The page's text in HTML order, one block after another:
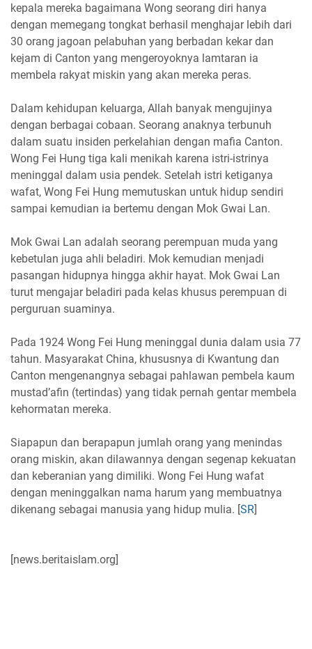
kepala mereka bagaimana Wong seorang diri hanya
dengan memegang tongkat berhasil menghajar lebih dari
30 orang jagoan pelabuhan yang berbadan kekar dan
kejam di Canton yang mengeroyoknya lamtaran ia
membela rakyat miskin yang akan mereka peras.
Dalam kehidupan keluarga, Allah banyak mengujinya
dengan berbagai cobaan. Seorang anaknya terbunuh
dalam suatu insiden perkelahian dengan mafia Canton.
Wong Fei Hung tiga kali menikah karena istri-istrinya
meninggal dalam usia pendek. Setelah istri ketiganya
wafat, Wong Fei Hung memutuskan untuk hidup sendiri
sampai kemudian ia bertemu dengan Mok Gwai Lan.
Mok Gwai Lan adalah seorang perempuan muda yang
kebetulan juga ahli beladiri. Mok kemudian menjadi
pasangan hidupnya hingga akhir hayat. Mok Gwai Lan
turut mengajar beladiri pada kelas khusus perempuan di
perguruan suaminya.
Pada 1924 Wong Fei Hung meninggal dunia dalam usia 77
tahun. Masyarakat China, khususnya di Kwantung dan
Canton mengenangnya sebagai pahlawan pembela kaum
mustad’afin (tertindas) yang tidak pernah gentar membela
kehormatan mereka.
Siapapun dan berapapun jumlah orang yang menindas
orang miskin, akan dilawannya dengan segenap kekuatan
dan keberanian yang dimiliki. Wong Fei Hung wafat
dengan meninggalkan nama harum yang membuatnya
dikenang sebagai manusia yang hidup mulia. [SR]
[news.beritaislam.org]